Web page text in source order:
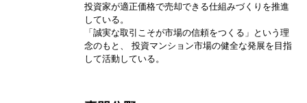
投資家が適正価格で売却できる仕組みづくりを推進
している。
「誠実な取引こそが市場の信頼をつくる」という理
念のもと、 投資マンション市場の健全な発展を目指
して活動している。